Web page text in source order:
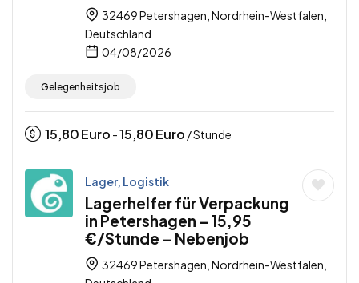
32469 Petershagen, Nordrhein-Westfalen,
Deutschland
04/08/2026
Gelegenheitsjob
15,80Euro -15,80Euro / Stunde
Lager, Logistik
Lagerhelfer für Verpackung
in Petershagen – 15,95
€/Stunde – Nebenjob
32469 Petershagen, Nordrhein-Westfalen,